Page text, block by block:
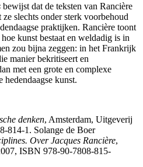
bewijst dat de teksten van Rancière
slechts onder sterk voorbehoud
praktijken. Rancière toont
kunst bestaat en weldadig is in
zou bijna zeggen: in het Frankrijk
manier bekritiseert en
met een grote en complexe
hedendaagse kunst.
denken, Amsterdam, Uitgeverij
814-1. Solange de Boer
Over Jacques Rancière,
ISBN 978-90-7808-815-